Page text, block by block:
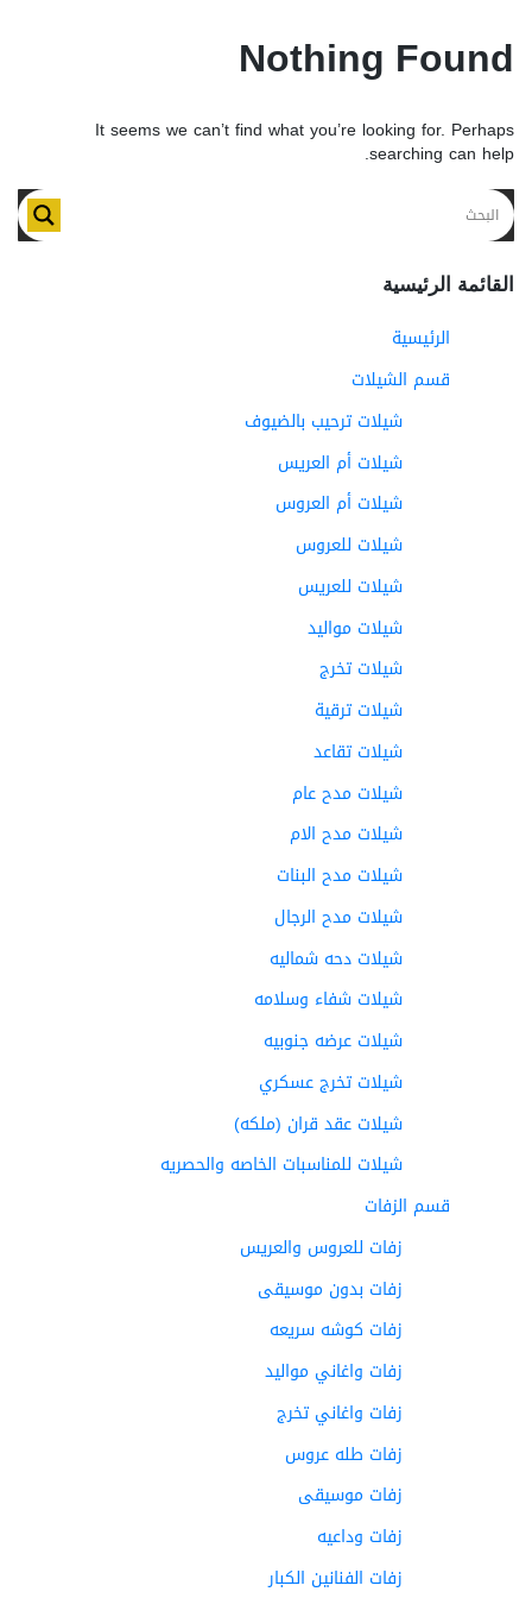
Nothing Found
It seems we can’t find what you’re looking for. Perhaps
searching can help.
القائمة الرئيسية
الرئيسية
قسم الشيلات
شيلات ترحيب بالضيوف
شيلات أم العريس
شيلات أم العروس
شيلات للعروس
شيلات للعريس
شيلات مواليد
شيلات تخرج
شيلات ترقية
شيلات تقاعد
شيلات مدح عام
شيلات مدح الام
شيلات مدح البنات
شيلات مدح الرجال
شيلات دحه شماليه
شيلات شفاء وسلامه
شيلات عرضه جنوبيه
شيلات تخرج عسكري
شيلات عقد قران (ملكه)
شيلات للمناسبات الخاصه والحصريه
قسم الزفات
زفات للعروس والعريس
زفات بدون موسيقى
زفات كوشه سريعه
زفات واغاني مواليد
زفات واغاني تخرج
زفات طله عروس
زفات موسيقى
زفات وداعيه
زفات الفنانين الكبار